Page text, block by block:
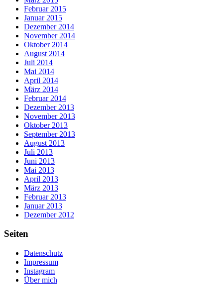
Februar 2015
Januar 2015
Dezember 2014
November 2014
Oktober 2014
August 2014
Juli 2014
Mai 2014
April 2014
März 2014
Februar 2014
Dezember 2013
November 2013
Oktober 2013
September 2013
August 2013
Juli 2013
Juni 2013
Mai 2013
April 2013
März 2013
Februar 2013
Januar 2013
Dezember 2012
Seiten
Datenschutz
Impressum
Instagram
Über mich